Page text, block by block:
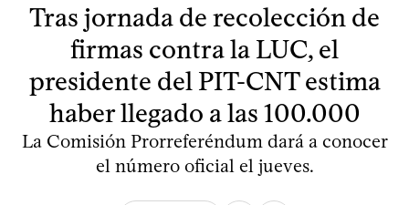
Tras jornada de recolección de
firmas contra la LUC, el
presidente del PIT-CNT estima
haber llegado a las 100.000
La Comisión Prorreferéndum dará a conocer
el número oficial el jueves.